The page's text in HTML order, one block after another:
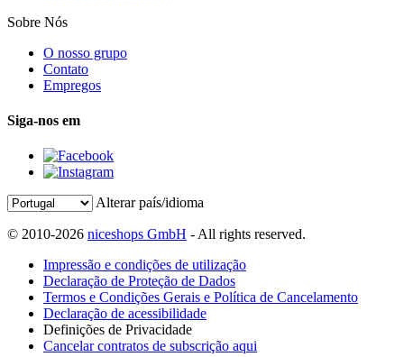
Sobre Nós
O nosso grupo
Contato
Empregos
Siga-nos em
Alterar país/idioma
© 2010-2026 niceshops GmbH - All rights reserved.
Impressão e condições de utilização
Declaração de Proteção de Dados
Termos e Condições Gerais e Política de Cancelamento
Declaração de acessibilidade
Definições de Privacidade
Cancelar contratos de subscrição aqui